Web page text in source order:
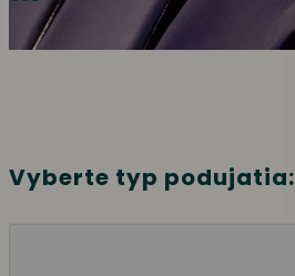
Vyberte typ podujatia: